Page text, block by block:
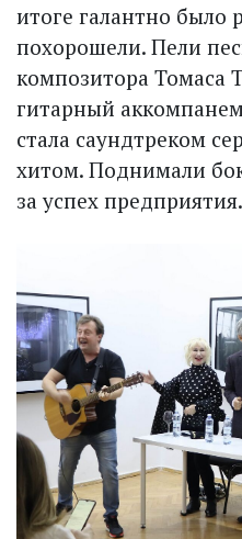
итоге галантно было
похорошели. Пели
композитора
гитарный
стала саундтреком
хитом. Поднимали
за успех предприятия.